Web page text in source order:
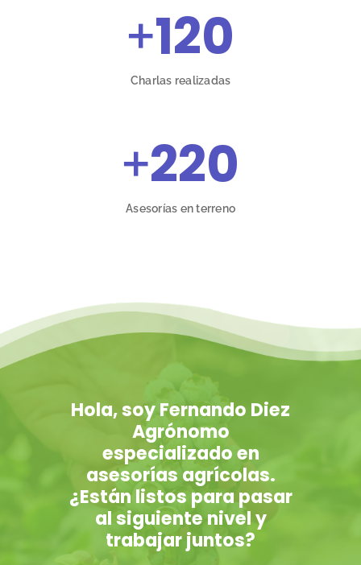
+120
Charlas realizadas
+220
Asesorías en terreno
Hola, soy Fernando Diez
Agrónomo
especializado en
asesorías agrícolas.
¿Están listos para pasar
al siguiente nivel y
trabajar juntos?